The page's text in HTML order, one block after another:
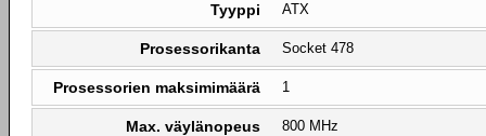
Tyyppi ATX
Prosessorikanta Socket 478
Prosessorien maksimimäärä 1
Max. väylänopeus 800 MHz